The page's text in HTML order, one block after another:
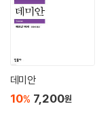
데미안
10% 7,200원